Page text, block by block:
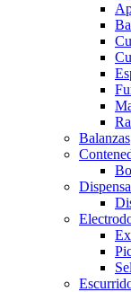
Balanzas